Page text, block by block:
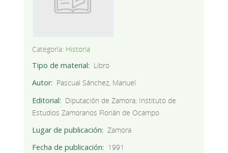
Categoría: Historia
Tipo de material
Libro
Autor
Pascual Sánchez, Manuel
Editorial
Diputación de Zamora; Instituto de
Estudios Zamoranos Florián de Ocampo
Lugar de publicación
Zamora
Fecha de publicación
1991